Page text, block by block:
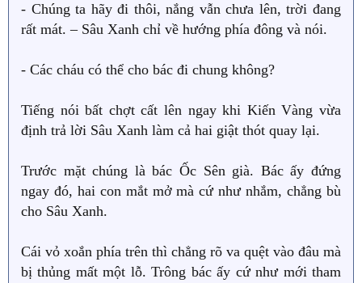
- Chúng ta hãy đi thôi, nắng vẫn chưa lên, trời đang
rất mát. – Sâu Xanh chỉ về hướng phía đông và nói.
- Các cháu có thể cho bác đi chung không?
Tiếng nói bất chợt cất lên ngay khi Kiến Vàng vừa
định trả lời Sâu Xanh làm cả hai giật thót quay lại.
Trước mặt chúng là bác Ốc Sên già. Bác ấy đứng
ngay đó, hai con mắt mở mà cứ như nhắm, chẳng bù
cho Sâu Xanh.
Cái vỏ xoắn phía trên thì chẳng rõ va quệt vào đâu mà
bị thủng mất một lỗ. Trông bác ấy cứ như mới tham